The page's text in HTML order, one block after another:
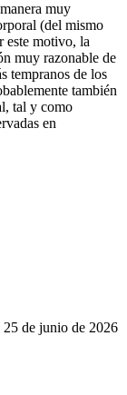
muy
(del mismo
este motivo, la
muy razonable de
tempranos de los
también
tal y como
en
25 de junio de 2026